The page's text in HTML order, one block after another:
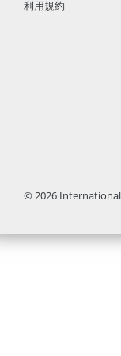
利用規約
© 2026 International